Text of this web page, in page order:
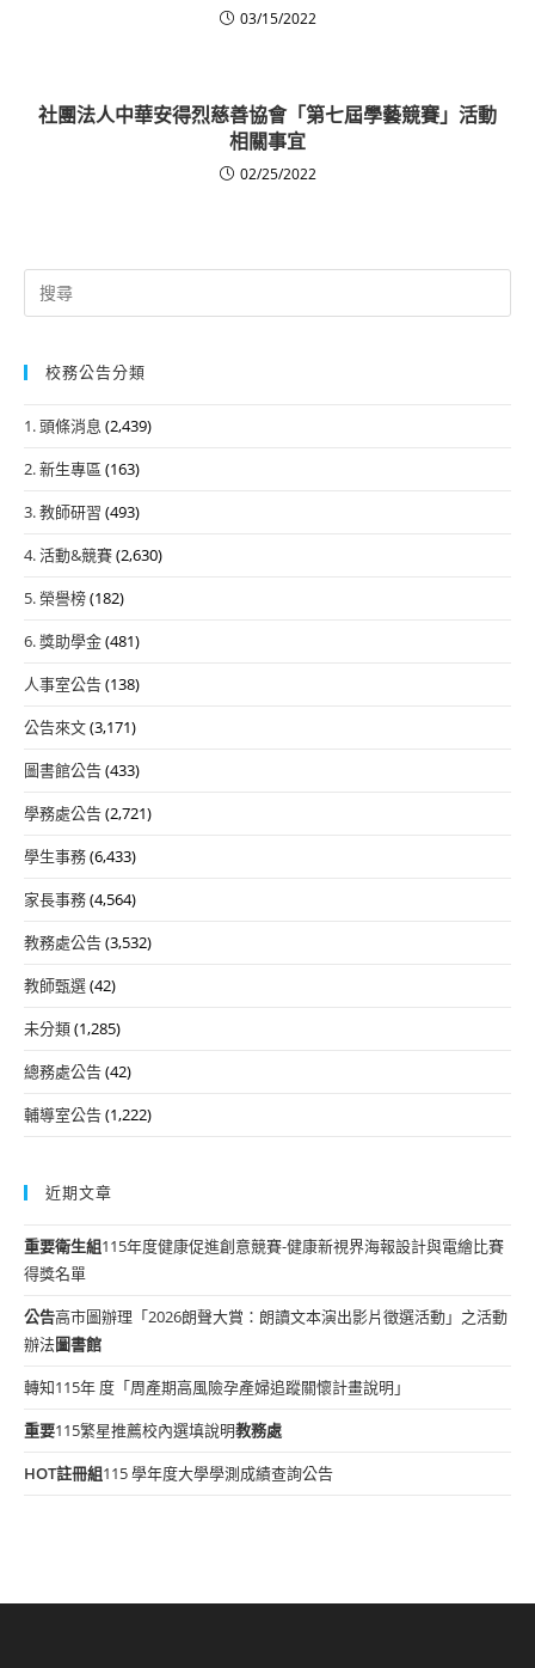
03/15/2022
社團法人中華安得烈慈善協會「第七屆學藝競賽」活動
相關事宜
02/25/2022
Search
for:
校務公告分類
1. 頭條消息 (2,439)
2. 新生專區 (163)
3. 教師研習 (493)
4. 活動&競賽(2,630)
5. 榮譽榜(182)
6. 獎助學金(481)
人事室公告(138)
公告來文(3,171)
圖書館公告(433)
學務處公告(2,721)
學生事務(6,433)
家長事務(4,564)
教務處公告(3,532)
教師甄選(42)
未分類(1,285)
總務處公告(42)
輔導室公告(1,222)
近期文章
重要衛生組115年度健康促進創意競賽-健康新視界海報設計與電繪比賽
得獎名單
公告高市圖辦理「2026朗聲大賞：朗讀文本演出影片徵選活動」之活動
辦法圖書館
轉知115年 度「周產期高風險孕產婦追蹤關懷計畫說明」
重要115繁星推薦校內選填說明教務處
HOT註冊組115 學年度大學學測成績查詢公告